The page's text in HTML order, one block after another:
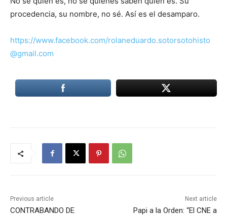
procedencia, su nombre, no sé. Así es el desamparo.
https://www.facebook.com/rolaneduardo.sotorsotohisto
@gmail.com
Previous article
CONTRABANDO DE
Next article
Papi a la Orden: “El CNE a